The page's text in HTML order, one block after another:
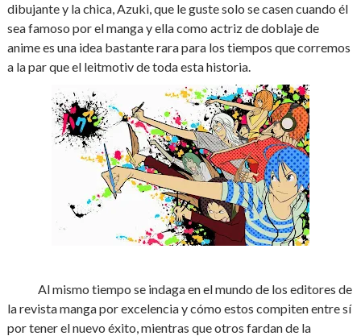
dibujante y la chica, Azuki, que le guste solo se casen cuando él
sea famoso por el manga y ella como actriz de doblaje de
anime es una idea bastante rara para los tiempos que corremos
a la par que el leitmotiv de toda esta historia.
Al mismo tiempo se indaga en el mundo de los editores de
la revista manga por excelencia y cómo estos compiten entre sí
por tener el nuevo éxito, mientras que otros fardan de la